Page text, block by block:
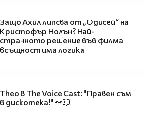
Защо Ахил липсва от „Одисей“ на
Кристофър Нолън? Най-
странното решение във филма
всъщност има логика
Theo в The Voice Cast: "Правен съм
в дискотека!" 👀💥